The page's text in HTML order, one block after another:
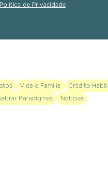
Política de Privacidade
Vida e Família Crédito
Paradigmas Notícias